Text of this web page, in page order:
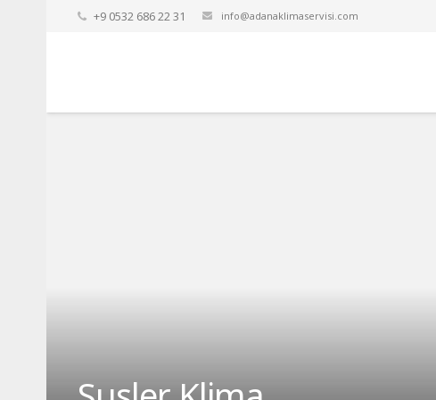
+9 0532 686 22 31 info@adanaklimaservisi.com